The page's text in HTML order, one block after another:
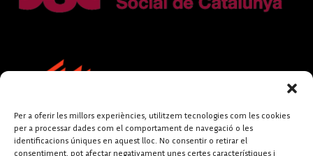
Per a oferir les millors experiències, utilitzem tecnologies com les cookies
per a processar dades com el comportament de navegació o les
identificacions úniques en aquest lloc. No consentir o retirar el
consentiment, pot afectar negativament unes certes característiques i